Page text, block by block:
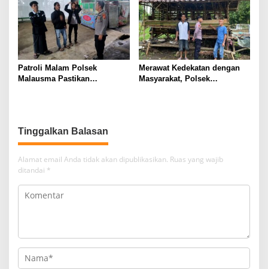
Profesionalisme
Patroli Malam Polsek
Malausma Pastikan
Merawat Kedekatan dengan
Masyarakat, Polsek
Tinggalkan Balasan
Alamat email Anda tidak akan dipublikasikan. Ruas yang wajib
ditandai *